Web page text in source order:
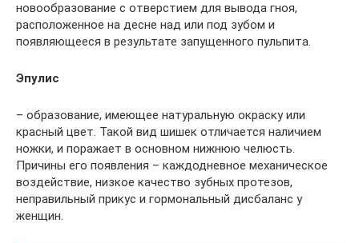
новообразование с отверстием для вывода гноя,
расположенное на десне над или под зубом и
появляющееся в результате запущенного пульпита.
Эпулис
– образование, имеющее натуральную окраску или
красный цвет. Такой вид шишек отличается наличием
ножки, и поражает в основном нижнюю челюсть.
Причины его появления – каждодневное механическое
воздействие, низкое качество зубных протезов,
неправильный прикус и гормональный дисбаланс у
женщин.